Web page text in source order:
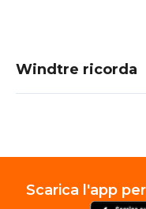
Windtre ricorda
Scarica l'app